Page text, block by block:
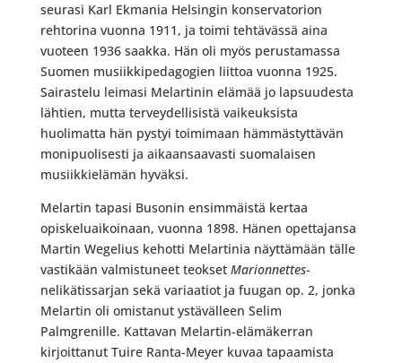
seurasi Karl Ekmania Helsingin konservatorion
rehtorina vuonna 1911, ja toimi tehtävässä aina
vuoteen 1936 saakka. Hän oli myös perustamassa
Suomen musiikkipedagogien liittoa vuonna 1925.
Sairastelu leimasi Melartinin elämää jo lapsuudesta
lähtien, mutta terveydellisistä vaikeuksista
huolimatta hän pystyi toimimaan hämmästyttävän
monipuolisesti ja aikaansaavasti suomalaisen
musiikkielämän hyväksi.
Melartin tapasi Busonin ensimmäistä kertaa
opiskeluaikoinaan, vuonna 1898. Hänen opettajansa
Martin Wegelius kehotti Melartinia näyttämään tälle
vastikään valmistuneet teokset Marionnettes-
nelikätissarjan sekä variaatiot ja fuugan op. 2, jonka
Melartin oli omistanut ystävälleen Selim
Palmgrenille. Kattavan Melartin-elämäkerran
kirjoittanut Tuire Ranta-Meyer kuvaa tapaamista